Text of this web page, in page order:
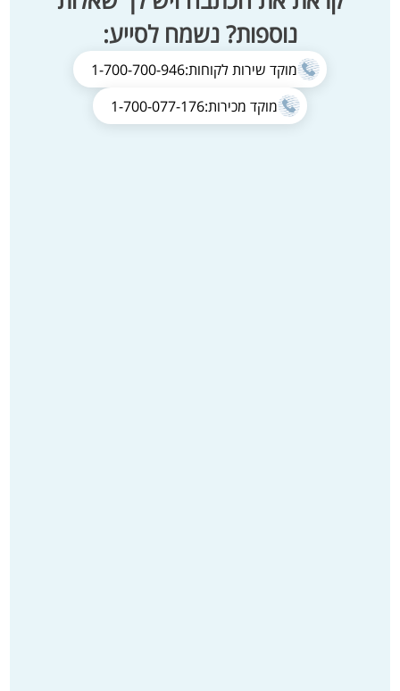
נוספות? נשמח לסייע:
מוקד שירות לקוחות:1-700-700-946
מוקד מכירות:1-700-077-176